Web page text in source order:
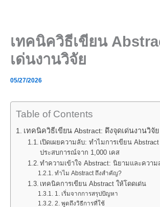
เทคนิควิธีเขียน
เด่นงานวิจัย
05/27/2026
Table of Contents
เทคนิควิธีเขียน Abstract: ดึงจุดเด่นงานวิจัย
เปิดเผยความลับ: ทำไมการเขียน
ประสบการณ์จาก 1,000 เคส
ทำความเข้าใจ Abstract: นิยามและควา
ทำไม Abstract ถึงสำคัญ?
เทคนิคการเขียน Abstract ให้โดดเด่น
1. เริ่มจากการสรุปปัญหา
2. พูดถึงวิธีการที่ใช้